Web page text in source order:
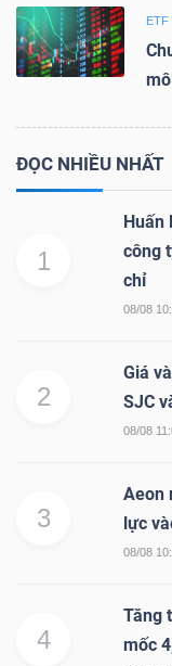
ĐỌC NHIỀU NHẤT
1
Huấn
công
chỉ
08/08
2
Giá
SJC
08/08
3
Aeon
lực
08/08
4
Tăng
mốc